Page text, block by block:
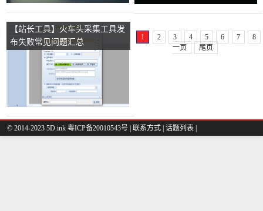
【站长工具】火车头采集工具发
布失败常见问题汇总
1 2 3 4 5 6 7
8
一页
尾页
© 2014-2023 5D.ink 粤ICP备20010543号 联系方式 话题列表